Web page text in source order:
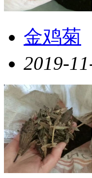
金鸡菊
2019-